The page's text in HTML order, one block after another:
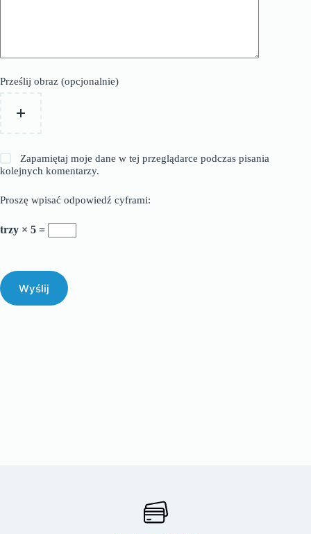
Prześlij obraz (opcjonalnie)
Zapamiętaj moje dane w tej przeglądarce podczas pisania
kolejnych komentarzy.
Proszę wpisać odpowiedź cyframi:
trzy × 5 =
Wyślij